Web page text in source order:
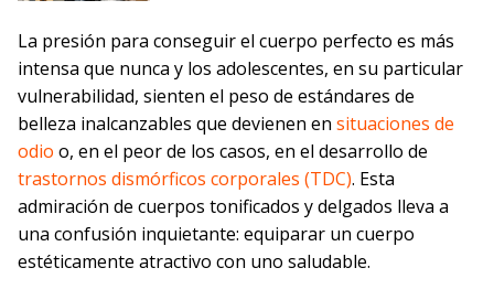
La presión para conseguir el cuerpo perfecto es más
intensa que nunca y los adolescentes, en su particular
vulnerabilidad, sienten el peso de estándares de
belleza inalcanzables que devienen en situaciones de
odio o, en el peor de los casos, en el desarrollo de
trastornos dismórficos corporales (TDC). Esta
admiración de cuerpos tonificados y delgados lleva a
una confusión inquietante: equiparar un cuerpo
estéticamente atractivo con uno saludable.